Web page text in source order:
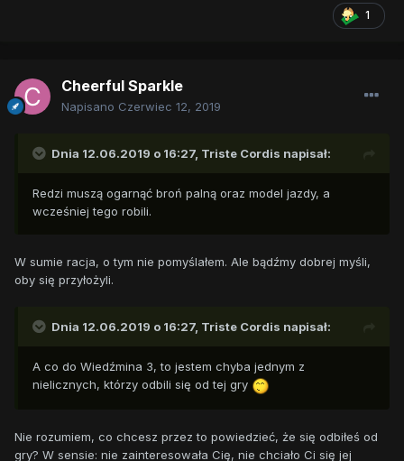
1
Cheerful Sparkle
Napisano Czerwiec 12, 2019
Dnia 12.06.2019 o 16:27, Triste Cordis napisał:
Redzi muszą ogarnąć broń palną oraz model jazdy, a
wcześniej tego robili.
W sumie racja, o tym nie pomyślałem. Ale bądźmy dobrej myśli,
oby się przyłożyli.
Dnia 12.06.2019 o 16:27, Triste Cordis napisał:
A co do Wiedźmina 3, to jestem chyba jednym z
nielicznych, którzy odbili się od tej gry
Nie rozumiem, co chcesz przez to powiedzieć, że się odbiłeś od
gry? W sensie: nie zainteresowała Cię, nie chciało Ci się jej